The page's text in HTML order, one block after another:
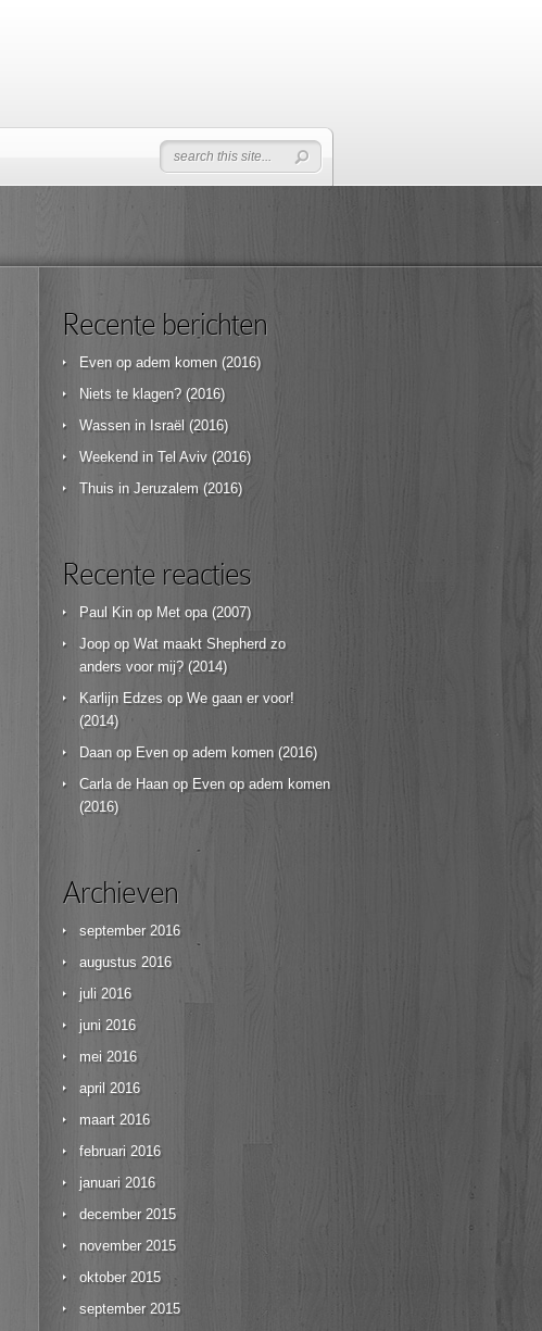
Recente berichten
Even op adem komen (2016)
Niets te klagen? (2016)
Wassen in Israël (2016)
Weekend in Tel Aviv (2016)
Thuis in Jeruzalem (2016)
Recente reacties
Paul Kin op Met opa (2007)
Joop op Wat maakt Shepherd zo
anders voor mij? (2014)
Karlijn Edzes op We gaan er voor!
(2014)
Daan op Even op adem komen (2016)
Carla de Haan op Even op adem komen
(2016)
Archieven
september 2016
augustus 2016
juli 2016
juni 2016
mei 2016
april 2016
maart 2016
februari 2016
januari 2016
december 2015
november 2015
oktober 2015
september 2015